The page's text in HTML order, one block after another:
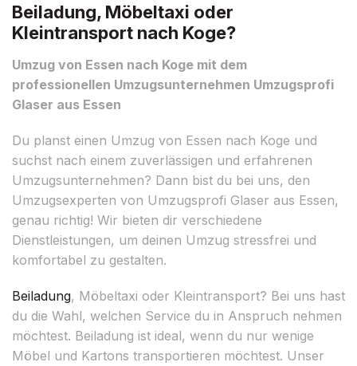
Beiladung, Möbeltaxi oder
Kleintransport nach Koge?
Umzug von Essen nach Koge mit dem
professionellen Umzugsunternehmen Umzugsprofi
Glaser aus Essen
Du planst einen Umzug von Essen nach Koge und
suchst nach einem zuverlässigen und erfahrenen
Umzugsunternehmen? Dann bist du bei uns, den
Umzugsexperten von Umzugsprofi Glaser aus Essen,
genau richtig! Wir bieten dir verschiedene
Dienstleistungen, um deinen Umzug stressfrei und
komfortabel zu gestalten.
Beiladung, Möbeltaxi oder Kleintransport? Bei uns hast
du die Wahl, welchen Service du in Anspruch nehmen
möchtest. Beiladung ist ideal, wenn du nur wenige
Möbel und Kartons transportieren möchtest. Unser